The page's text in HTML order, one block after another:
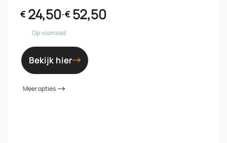
€24,50-€52,50
Op voorraad
Bekijk hier
Meer opties